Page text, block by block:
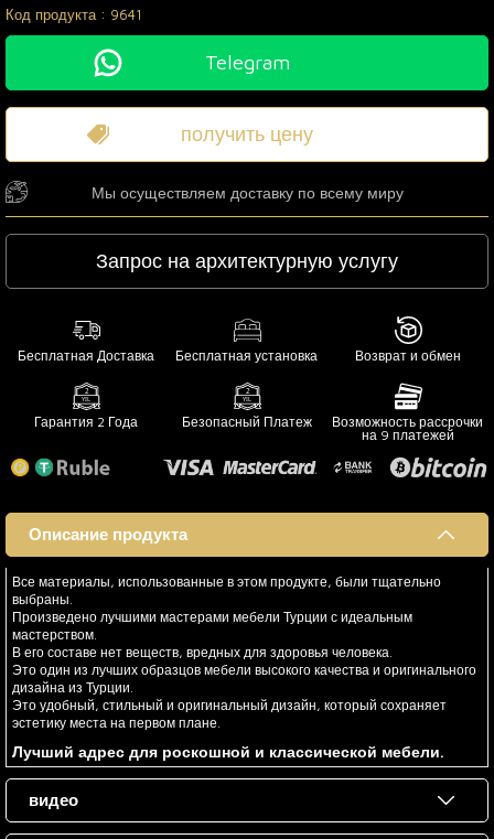
Код продукта : 9641
Telegram
получить цену
Мы осуществляем доставку по всему миру
Запрос на архитектурную услугу
Бесплатная Доставка Бесплатная установка Возврат и обмен
Гарантия 2 Года Безопасный Платеж
Возможность рассрочки
на 9 платежей
Описание продукта
Все материалы, использованные в этом продукте, были тщательно
выбраны.
Произведено лучшими мастерами мебели Турции с идеальным
мастерством.
В его составе нет веществ, вредных для здоровья человека.
Это один из лучших образцов мебели высокого качества и оригинального
дизайна из Турции.
Это удобный, стильный и оригинальный дизайн, который сохраняет
эстетику места на первом плане.
Лучший адрес для роскошной и классической мебели.
видео